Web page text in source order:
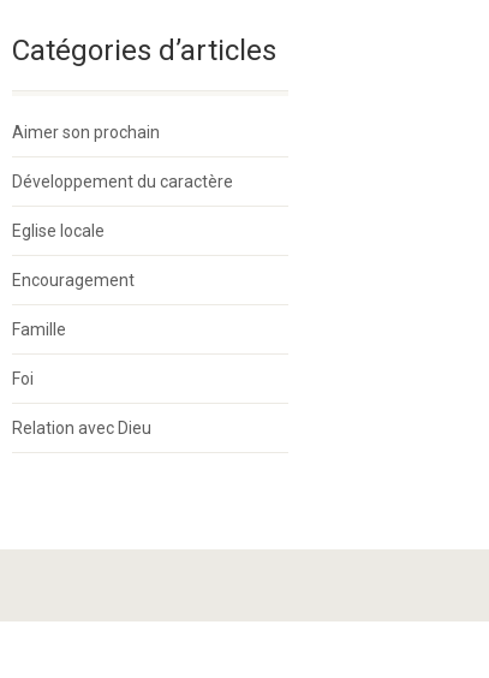
Catégories d’articles
Aimer son prochain
Développement du caractère
Eglise locale
Encouragement
Famille
Foi
Relation avec Dieu